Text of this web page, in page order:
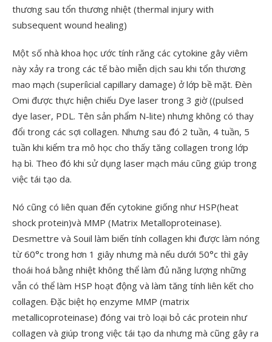
thương sau tổn thương nhiệt (thermal injury with
subsequent wound healing)
Một số nhà khoa học ước tính răng các cytokine gây viêm
này xảy ra trong các tế bào miễn dịch sau khi tổn thương
mao mạch (superíìcial capillary damage) ở lớp bề mặt. Đèn
Omi được thực hiện chiếu Dye laser trong 3 giờ ((pulsed
dye laser, PDL. Tên sản phẩm N-lite) nhưng không có thay
đổi trong các sợi collagen. Nhưng sau đó 2 tuần, 4 tuần, 5
tuần khi kiểm tra mô học cho thấy tăng collagen trong lớp
hạ bì. Theo đó khi sử dụng laser mạch máu cũng giúp trong
việc tái tạo da.
Nó cũng có liên quan đến cytokine giống như HSP(heat
shock protein)và MMP (Matrix Metalloproteinase).
Desmettre và Souil làm biến tính collagen khi được làm nóng
từ 60°c trong hơn 1 giây nhưng mà nếu dưới 50°c thì gây
thoái hoá bằng nhiệt không thể làm đủ năng lượng những
vẫn có thể làm HSP hoạt động và làm tăng tính liên kết cho
collagen. Đặc biệt họ enzyme MMP (matrix
metallicoproteinase) đóng vai trò loại bỏ các protein như
collagen và giúp trong việc tái tạo da nhưng mà cũng gây ra